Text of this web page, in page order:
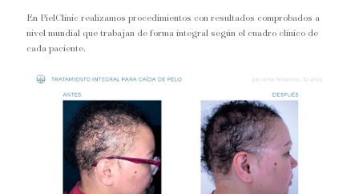
En PielClinic realizamos procedimientos con resultados comprobados a
nivel mundial que trabajan de forma integral según el cuadro clínico de
cada paciente.